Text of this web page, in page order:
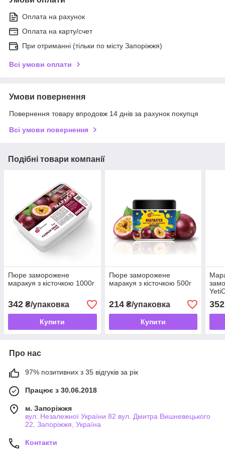
Оплата на рахунок
Оплата на карту/счет
При отриманні (тільки по місту Запоріжжя)
Всі умови оплати
Умови повернення
Повернення товару впродовж 14 днів за рахунок покупця
Всі умови повернення
Подібні товари компанії
Пюре заморожене
маракуя з кісточкою 1000г
342 ₴/упаковка
Купити
Пюре заморожене
маракуя з кісточкою 500г
214₴/упаковка
Купити
352
Про нас
97% позитивних з 35 відгуків за рік
Працює з 30.06.2018
м. Запоріжжя
вул. Незалежної України 82 вул. Дмитра Вишневецького
22, Запоріжжя, Україна
Контакти